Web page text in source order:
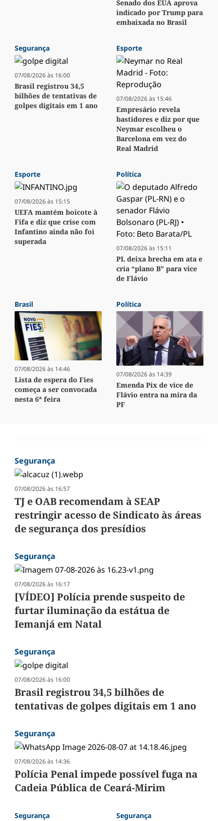
Senado dos EUA aprova
indicado por Trump para
embaixada no Brasil
Segurança
07/08/2026 às 16:00
Brasil registrou 34,5
bilhões de tentativas de
golpes digitais em 1 ano
Esporte
07/08/2026 às 15:46
Empresário revela
bastidores e diz por que
Neymar escolheu o
Barcelona em vez do
Real Madrid
Esporte
07/08/2026 às 15:15
UEFA mantém boicote à
Fifa e diz que crise com
Infantino ainda não foi
superada
Política
07/08/2026 às 15:11
PL deixa brecha em ata e
cria “plano B” para vice
de Flávio
Brasil
07/08/2026 às 14:46
Lista de espera do Fies
começa a ser convocada
nesta 6ª feira
Política
07/08/2026 às 14:39
Emenda Pix de vice de
Flávio entra na mira da
PF
Segurança
07/08/2026 às 16:57
TJ e OAB recomendam à SEAP
restringir acesso de Sindicato às áreas
de segurança dos presídios
Segurança
07/08/2026 às 16:17
[VÍDEO] Polícia prende suspeito de
furtar iluminação da estátua de
Iemanjá em Natal
Segurança
07/08/2026 às 16:00
Brasil registrou 34,5 bilhões de
tentativas de golpes digitais em 1 ano
Segurança
07/08/2026 às 14:36
Polícia Penal impede possível fuga na
Cadeia Pública de Ceará-Mirim
Segurança Segurança